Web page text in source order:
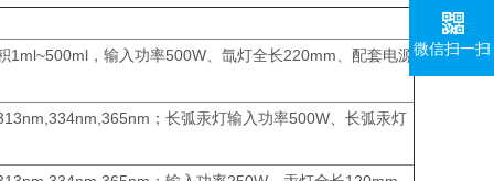
1ml~500ml，输入功率500W、氙灯全长220mm、配套电源
；长弧汞灯输入功率500W、长弧汞灯
微信扫一扫